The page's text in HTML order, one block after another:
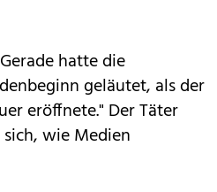
hatte die
geläutet, als der
eröffnete." Der Täter
wie Medien